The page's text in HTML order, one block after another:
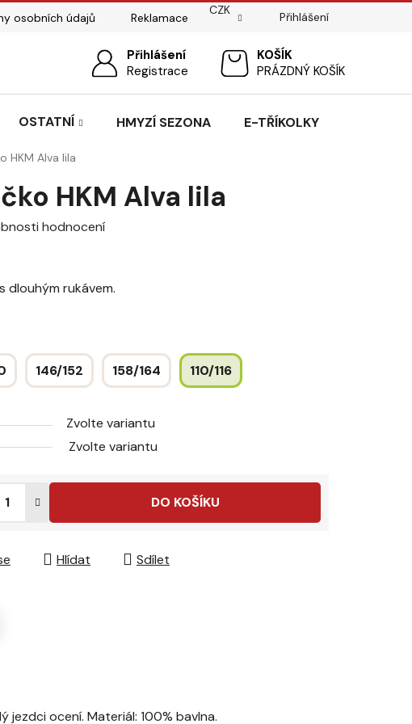
osobních údajů
Reklamace
Pasování sedel pro koně
CZK
Přihlášení
Přihlášení
Registrace
NÁKUPNÍPRÁZDNÝ KOŠÍK
OSTATNÍ HMYZÍ SEZONA E-TŘÍKOLKY
HKM Alva lila
HKM Alva lila
hodnocení
dlouhým rukávem.
146/152 158/164 110/116
Zvolte variantu
Zvolte variantu
DO KOŠÍKU
Hlídat Sdílet
jezdci ocení. Materiál: 100% bavlna.